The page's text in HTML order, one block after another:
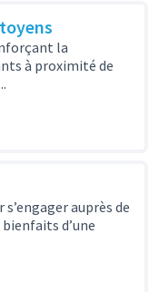
la
à proximité de
auprès de
d’une